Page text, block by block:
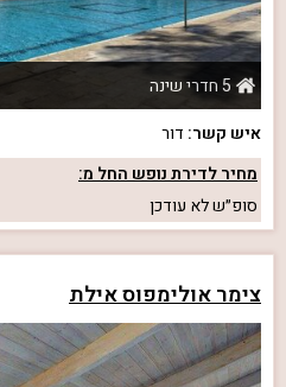
5 חדרי שינה
איש קשר: דור
מחיר לדירת נופש החל מ:
סופ״שלא עודכן
צימר אולימפוס אילת